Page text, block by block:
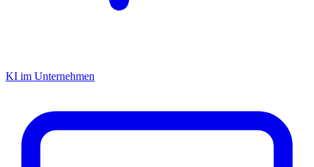
KI im Unternehmen